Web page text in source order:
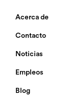
Acerca de
Contacto
Noticias
Empleos
Blog